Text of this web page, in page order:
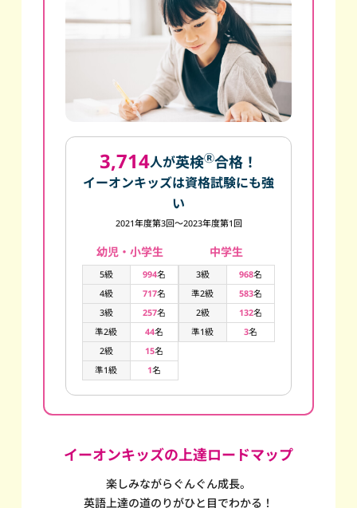
3,714人が英検Ⓡ合格！
イーオンキッズは資格試験にも強
い
2021年度第3回～2023年度第1回
幼児・小学生
5級 994名
4級
717名
3級
257名
準2級
44名
2級
15名
準1級
1名
中学生
3級 968名
準2級
583名
2級
132名
準1級
3名
イーオンキッズの上達ロードマップ
楽しみながらぐんぐん成長。
英語上達の道のりがひと目でわかる！